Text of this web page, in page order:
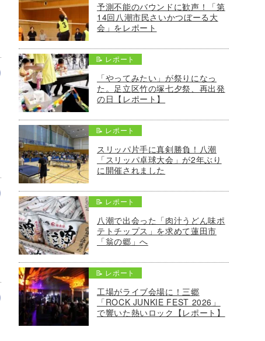
予測不能のバウンドに歓声！「第
14回八潮市民さいかつぼーる大
会」をレポート
📝 レポート
「やってみたい」が祭りになっ
た。足立区竹の塚七夕祭、再出発
の日【レポート】
📝 レポート
スリッパ片手に真剣勝負！八潮
「スリッパ卓球大会」が2年ぶり
に開催されました
📝 レポート
八潮で出会った「肉汁うどん味ポ
テトチップス」を求めて蓮田市
「翁の郷」へ
📝 レポート
工場がライブ会場に！三郷
「ROCK JUNKIE FEST 2026」
で響いた熱いロック【レポート】